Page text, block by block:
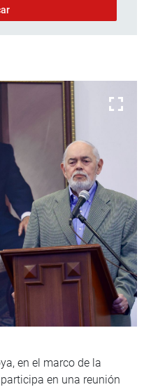
en el marco de la
en una reunión